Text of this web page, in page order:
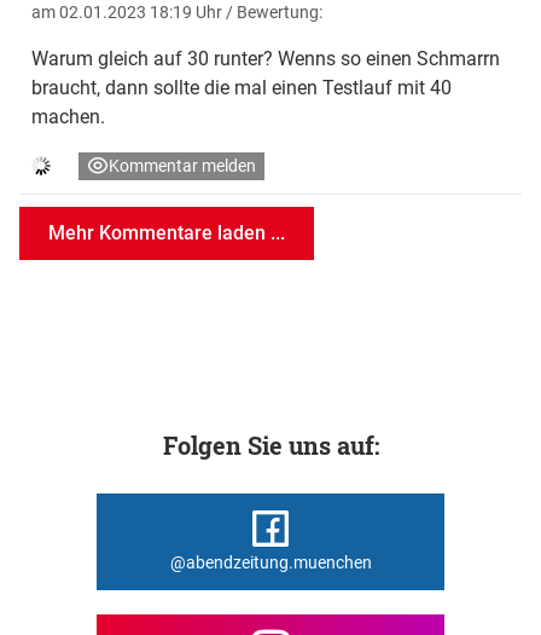
am 02.01.2023 18:19 Uhr / Bewertung:
Warum gleich auf 30 runter? Wenns so einen Schmarrn
braucht, dann sollte die mal einen Testlauf mit 40
machen.
Kommentar melden
Mehr Kommentare laden ...
Folgen Sie uns auf:
@abendzeitung.muenchen